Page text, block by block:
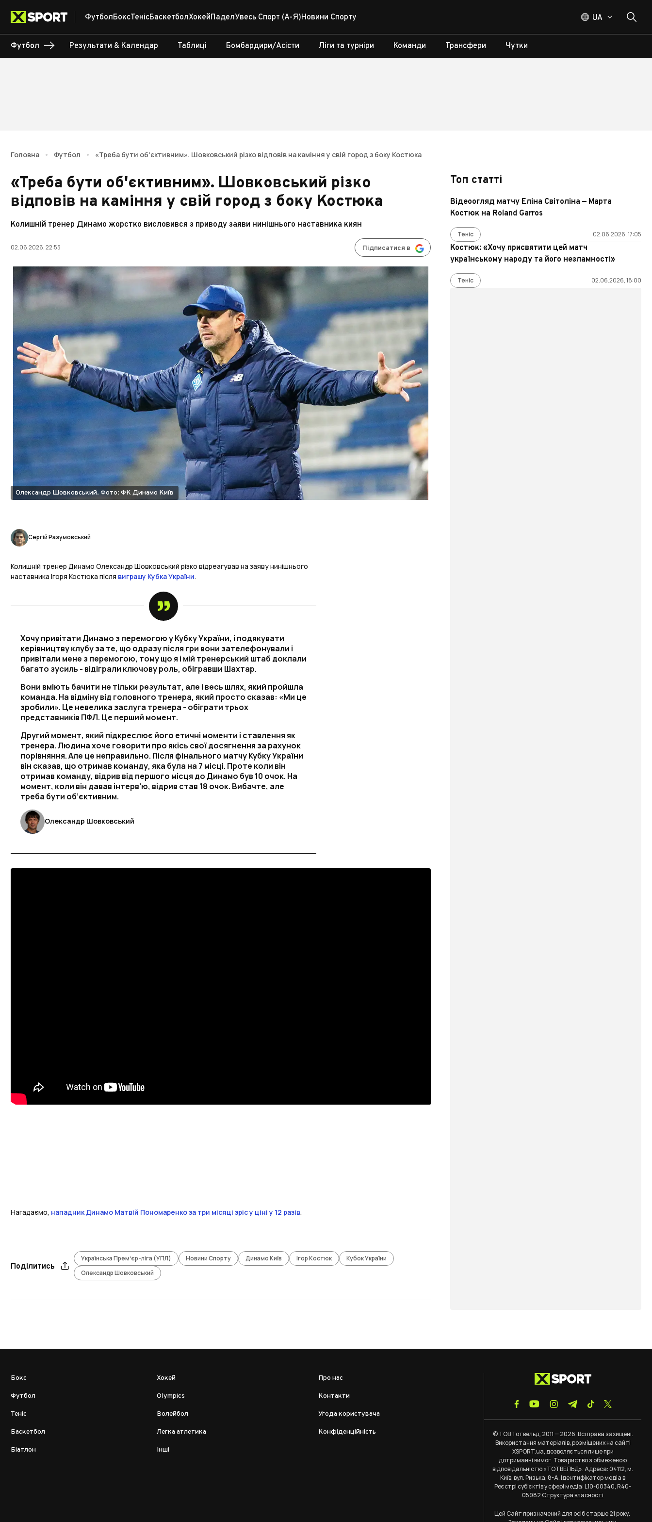
ФутболБоксТенісБаскетболХокейПаделУвесь Спорт (А-Я)Новини Спорту UA
Футбол Результати & Календар Таблиці Бомбардири/Асісти Ліги та турніри Команди Трансфери Чутки
Головна • Футбол • «Треба бути об'єктивним». Шовковський різко відповів на каміння у свій город з боку Костюка
«Треба бути об'єктивним». Шовковський різко
відповів на каміння у свій город з боку Костюка
Колишній тренер Динамо жорстко висловився з приводу заяви нинішнього наставника киян
02.06.2026, 22:55 Підписатися в
Олександр Шовковський. Фото: ФК Динамо Київ
Сергій Разумовський
Колишній тренер Динамо Олександр Шовковський різко відреагував на заяву нинішнього
наставника Ігоря Костюка після виграшу Кубка України.
Хочу привітати Динамо з перемогою у Кубку України, і подякувати
керівництву клубу за те, що одразу після гри вони зателефонували і
привітали мене з перемогою, тому що я і мій тренерський штаб доклали
багато зусиль - відіграли ключову роль, обігравши Шахтар.
Вони вміють бачити не тільки результат, але і весь шлях, який пройшла
команда. На відміну від головного тренера, який просто сказав: «Ми це
зробили». Це невелика заслуга тренера - обіграти трьох
представників ПФЛ. Це перший момент.
Другий момент, який підкреслює його етичні моменти і ставлення як
тренера. Людина хоче говорити про якісь свої досягнення за рахунок
порівняння. Але це неправильно. Після фінального матчу Кубку України
він сказав, що отримав команду, яка була на 7 місці. Проте коли він
отримав команду, відрив від першого місця до Динамо був 10 очок. На
момент, коли він давав інтерв’ю, відрив став 18 очок. Вибачте, але
треба бути об’єктивним.
Олександр Шовковський
Нагадаємо, нападник Динамо Матвій Пономаренко за три місяці зріс у ціні у 12 разів.
Поділитись
Українська Премʼєр-ліга (УПЛ) Новини Спорту Динамо Київ Ігор Костюк
Кубок України
Олександр Шовковський
Топ статті
Відеоогляд матчу Еліна Світоліна — Марта
Костюк на Roland Garros
Теніс 02.06.2026, 17:05
Костюк: «Хочу присвятити цей матч
українському народу та його незламності»
Теніс 02.06.2026, 18:00
Бокс
Футбол
Теніс
Баскетбол
Біатлон
Хокей
Olympics
Волейбол
Легка атлетика
Інші
Про нас
Контакти
Угода користувача
Конфіденційність
© ТОВ Тотвельд, 2011 — 2026. Всі права захищені.
Використання матеріалів, розміщених на сайті
XSPORT.ua, дозволяється лише при
дотриманнівимог. Товариство з обмеженою
відповідальністю «ТОТВЕЛЬД». Адреса: 04112, м.
Київ, вул. Ризька, 8-А. Ідентифікатор медіа в
Реєстрі суб’єктів у сфері медіа: L10-00340, R40-
05982Структура власності
Цей Сайт призначений для осіб старше 21 року.